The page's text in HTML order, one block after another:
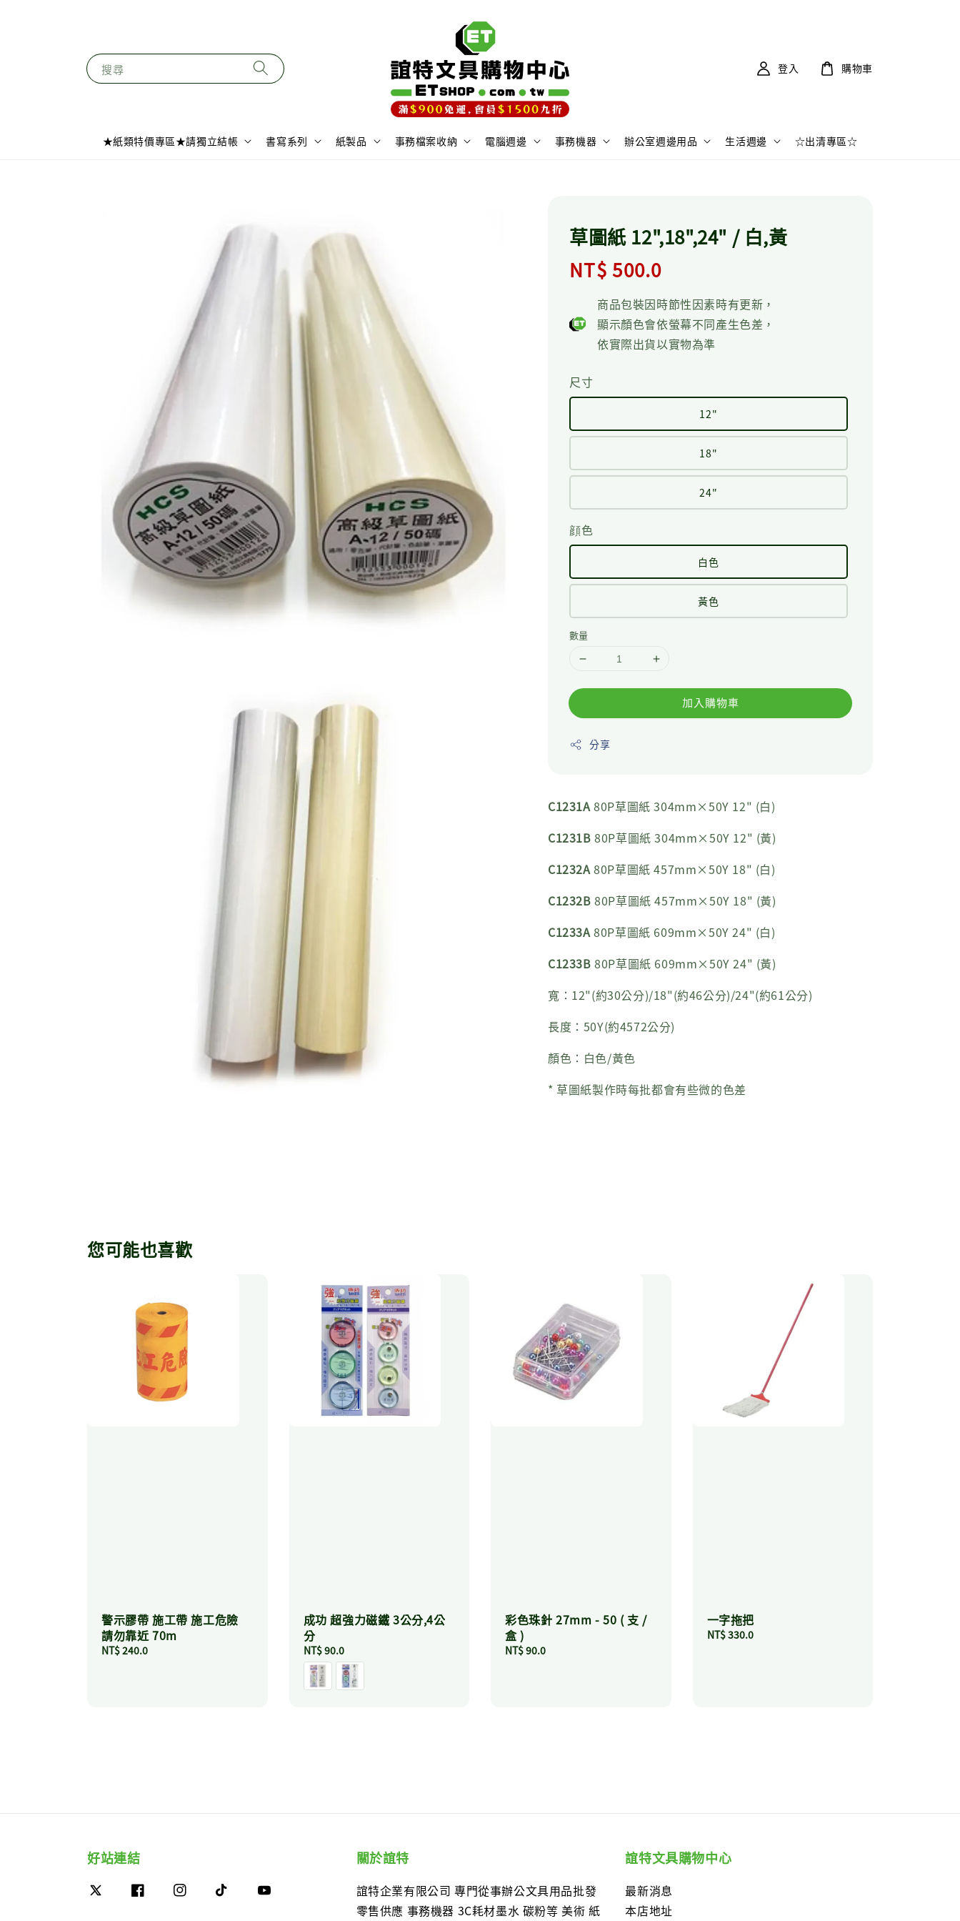
搜尋
★紙類特價專區★請獨立結帳 書寫系列 紙製品 事務檔案收納 電腦週邊 事務機器 辦公室週邊用品 生活週邊 ☆出清專區☆
登入 購物車
草圖紙 12",18",24" / 白,黃
Regular
price
NT$ 500.0
商品包裝因時節性因素時有更新，
顯示顏色會依螢幕不同產生色差，
依實際出貨以實物為準
尺寸
12"
18"
24"
顔色
白色
黃色
數量
加入購物車
分享
C1231A80P草圖紙 304mm×50Y 12" (白)
C1231B80P草圖紙 304mm×50Y 12" (黃)
C1232A80P草圖紙 457mm×50Y 18" (白)
C1232B80P草圖紙 457mm×50Y 18" (黃)
C1233A80P草圖紙 609mm×50Y 24" (白)
C1233B80P草圖紙 609mm×50Y 24" (黃)
寬：12"(約30公分)/18"(約46公分)/24"(約61公分)
長度：50Y(約4572公分)
顏色：白色/黃色
* 草圖紙製作時每批都會有些微的色差
您可能也喜歡
警示膠帶 施工帶 施工危險
請勿靠近 70m
Regular
NT$ 240.0
成功 超強力磁鐵 3公分,4公
分
Regular
price
NT$ 90.0
彩色珠針 27mm - 50 ( 支 /
盒 )
Regular
NT$ 90.0
一字拖把
Regular
NT$ 330.0
好站連結 關於誼特
誼特企業有限公司 專門從事辦公文具用品批發
零售供應 事務機器 3C耗材墨水 碳粉等 美術 紙
誼特文具購物中心
最新消息
本店地址